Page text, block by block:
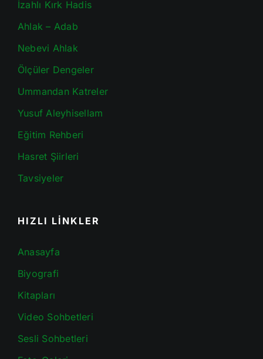
İzahlı Kırk Hadis
Ahlak – Adab
Nebevi Ahlak
Ölçüler Dengeler
Ummandan Katreler
Yusuf Aleyhisellam
Eğitim Rehberi
Hasret Şiirleri
Tavsiyeler
HIZLI LİNKLER
Anasayfa
Biyografi
Kitapları
Video Sohbetleri
Sesli Sohbetleri